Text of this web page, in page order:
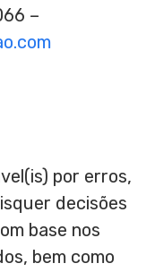
–
por erros,
decisões
base nos
bem como